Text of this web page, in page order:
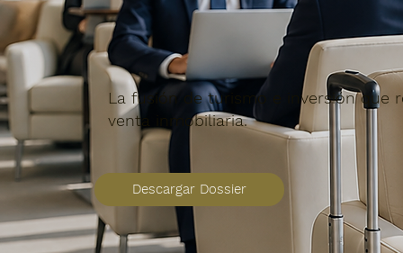
La fusión de turismo e inversión que
venta inmobiliaria.
Descargar Dossier